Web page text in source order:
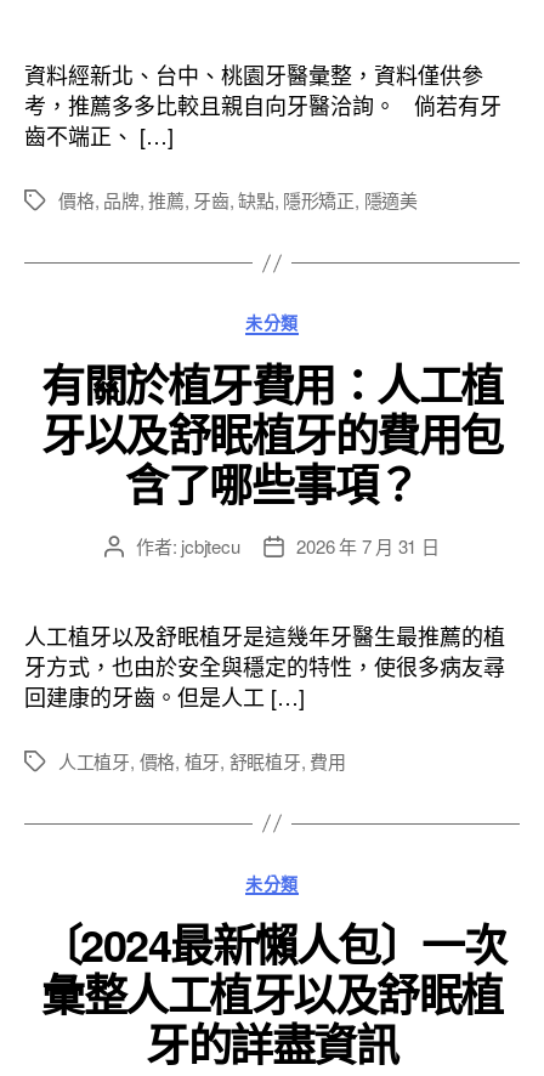
者
佈
日
期
資料經新北、台中、桃園牙醫彙整，資料僅供參
考，推薦多多比較且親自向牙醫洽詢。 倘若有牙
齒不端正、 […]
標
價格, 品牌,推薦, 牙齒,缺點, 隱形矯正, 隱適美
分
類
未分類
有關於植牙費用：人工植
牙以及舒眠植牙的費用包
含了哪些事項？
文
者
作者: jcbjtecu
文
佈
日
期
2026 年 7 月 31 日
人工植牙以及舒眠植牙是這幾年牙醫生最推薦的植
牙方式，也由於安全與穩定的特性，使很多病友尋
回建康的牙齒。但是人工 […]
標
人工植牙, 價格, 植牙, 舒眠植牙, 費用
分
類
未分類
〔2024最新懶人包〕一次
彙整人工植牙以及舒眠植
牙的詳盡資訊